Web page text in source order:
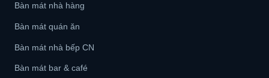
Bàn mát nhà hàng
Bàn mát quán ăn
Bàn mát nhà bếp CN
Bàn mát bar & café